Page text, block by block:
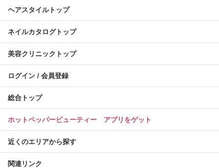
ヘアスタイルトップ
ネイルカタログトップ
美容クリニックトップ
ログイン / 会員登録
総合トップ
ホットペッパービューティー アプリをゲット
近くのエリアから探す
関連リンク